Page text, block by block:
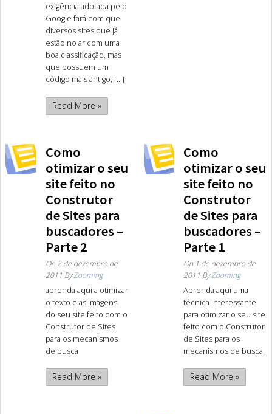
exigência adotada pelo
Google fará com que
diversos sites que já
estão no ar com uma
boa classificação, mas
que possuem um
código mais antigo, [...]
Read More »
Como
otimizar o seu
site feito no
Construtor
de Sites para
buscadores –
Parte 2
On 2 de dezembro de
2011 ByZooming
aprenda aqui a otimizar
o texto e as imagens
do seu site feito com o
Construtor de Sites
para os mecanismos
de busca
Read More »
Como
otimizar o seu
site feito no
Construtor
de Sites para
buscadores –
Parte 1
On 1 de dezembro de
2011 ByZooming
Aprenda aqui uma
técnica interessante
para otimizar o seu site
feito com o Construtor
de Sites para os
mecanismos de busca.
Read More »